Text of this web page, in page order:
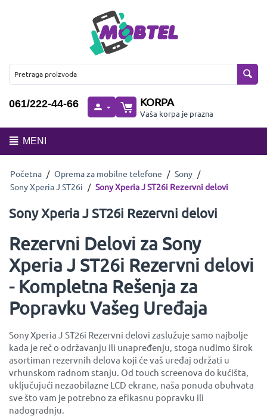
061/222-44-66 KORPA
Vaša korpa je prazna
MENI
Početna / Oprema za mobilne telefone / Sony /
Sony Xperia J ST26i / Sony Xperia J ST26i Rezervni delovi
Sony Xperia J ST26i Rezervni delovi
Rezervni Delovi za Sony
Xperia J ST26i Rezervni delovi
- Kompletna Rešenja za
Popravku Vašeg Uređaja
Sony Xperia J ST26i Rezervni delovi zaslužuje samo najbolje
kada je reč o održavanju ili unapređenju, stoga nudimo širok
asortiman rezervnih delova koji će vaš uređaj održati u
vrhunskom radnom stanju. Od touch screenova do kućišta,
uključujući nezaobilazne LCD ekrane, naša ponuda obuhvata
sve što vam je potrebno za efikasnu popravku ili
nadogradnju.